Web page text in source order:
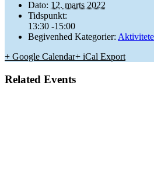
Dato: 12. marts 2022
Tidspunkt:
13:30 -15:00
Begivenhed Kategorier:
+ Google Calendar+ iCal Export
Related Events